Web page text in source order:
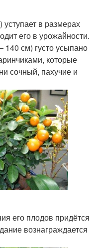
в размерах
его в урожайности.
см) густо усыпано
которые
сочный, пахучие и
его плодов придётся
вознаграждается